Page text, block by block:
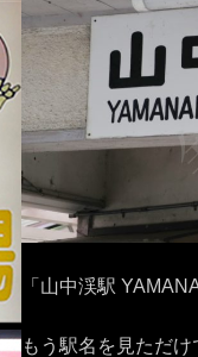
「山中渓駅
もう駅名を見ただ